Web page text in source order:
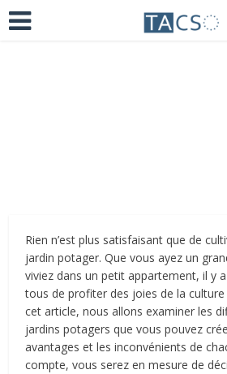
Rien n’est plus satisfaisant que de
jardin potager. Que vous ayez un
viviez dans un petit appartement, il y
tous de profiter des joies de la culture
cet article, nous allons examiner les
jardins potagers que vous pouvez
avantages et les inconvénients de
compte, vous serez en mesure de